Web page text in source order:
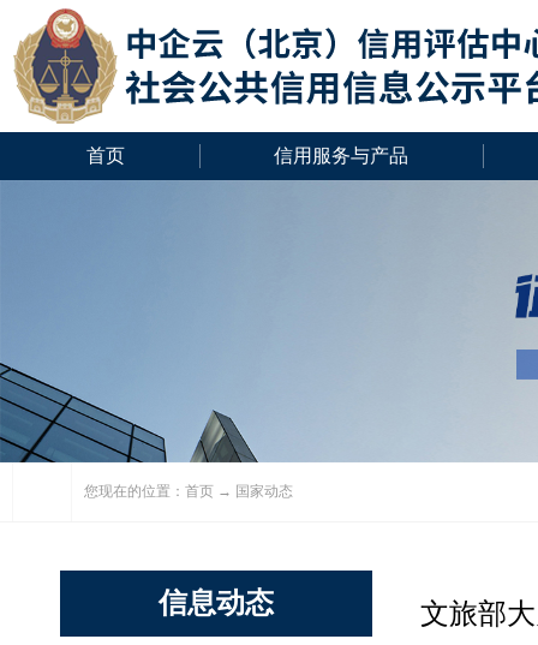
首页 信用服务与产品
您现在的位置： 首页 → 国家动态
信息动态 文旅部